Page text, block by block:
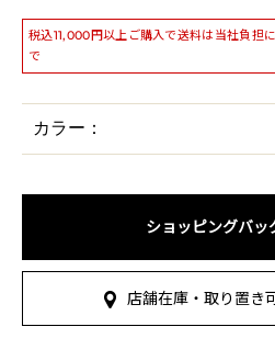
税込11,000円以上ご購入で送料は当社負担
で
カラー：
ショッピングバッ
店舗在庫・取り置き